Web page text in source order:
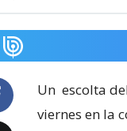
Un escolta
viernes en la